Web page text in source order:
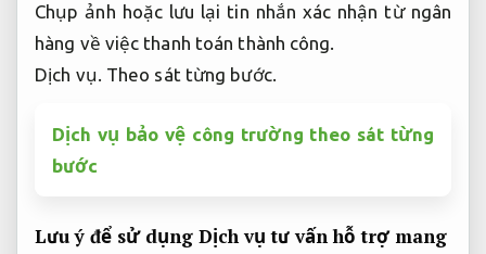
Chụp ảnh hoặc lưu lại tin nhắn xác nhận từ ngân
hàng về việc thanh toán thành công.
Dịch vụ. Theo sát từng bước.
Dịch vụ bảo vệ công trường theo sát từng
bước
Lưu ý để sử dụng Dịch vụ tư vấn hỗ trợ mang